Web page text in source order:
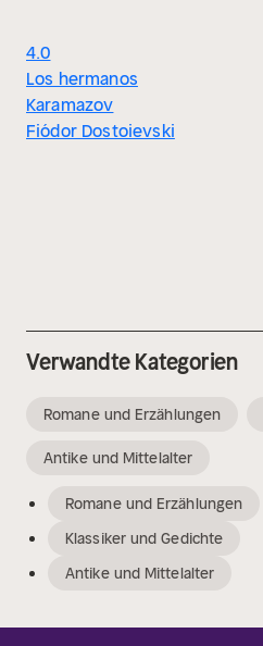
4.0
Los hermanos
Karamazov
Fiódor Dostoievski
Verwandte Kategorien
Romane und Erzählungen
Antike und Mittelalter
Romane und Erzählungen
Klassiker und Gedichte
Antike und Mittelalter